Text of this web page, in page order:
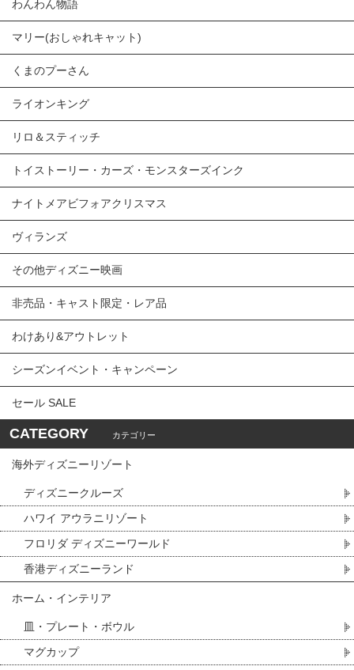
わんわん物語
マリー(おしゃれキャット)
くまのプーさん
ライオンキング
リロ＆スティッチ
トイストーリー・カーズ・モンスターズインク
ナイトメアビフォアクリスマス
ヴィランズ
その他ディズニー映画
非売品・キャスト限定・レア品
わけあり&アウトレット
シーズンイベント・キャンペーン
セール SALE
CATEGORY カテゴリー
海外ディズニーリゾート
ディズニークルーズ
ハワイ アウラニリゾート
フロリダ ディズニーワールド
香港ディズニーランド
ホーム・インテリア
皿・プレート・ボウル
マグカップ